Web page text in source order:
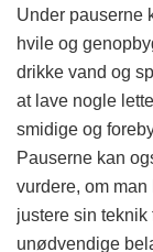
Under pauserne
hvile og
drikke vand og
at lave nogle
smidige og
Pauserne kan
vurdere, om
justere sin
unødvendige